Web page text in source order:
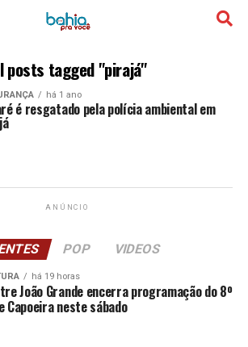
posts tagged "pirajá"
há 1 ano
é resgatado pela polícia ambiental em
ANÚNCIO
POP VIDEOS
há 19 horas
João Grande encerra programação do 8º
Capoeira neste sábado